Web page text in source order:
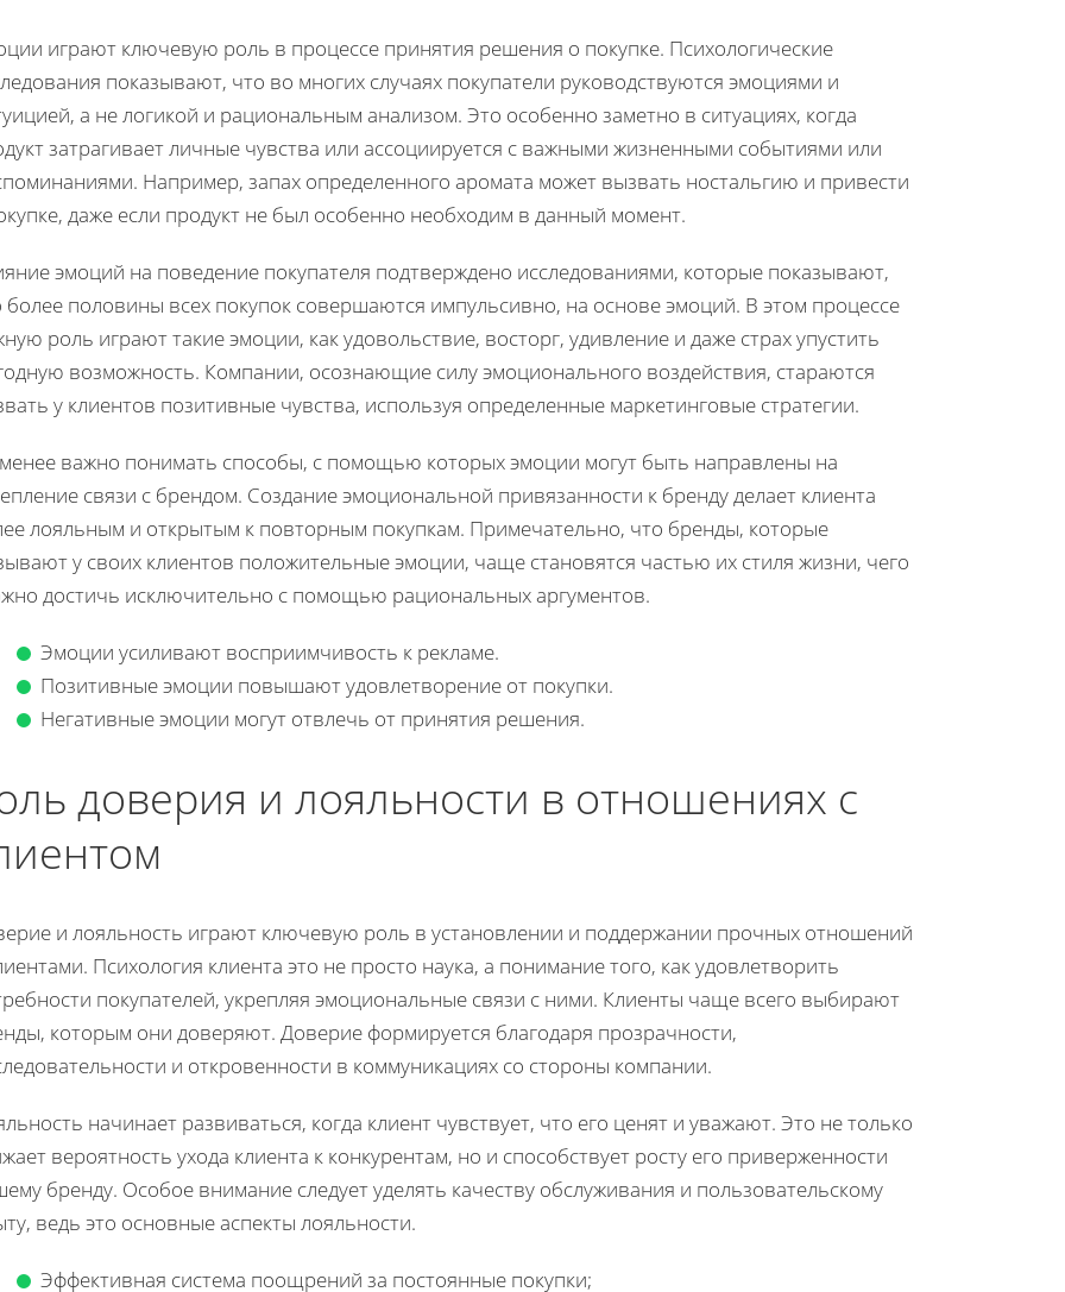
играют ключевую роль в процессе принятия решения о покупке. Психологические
показывают, что во многих случаях покупатели руководствуются эмоциями и
а не логикой и рациональным анализом. Это особенно заметно в ситуациях, когда
затрагивает личные чувства или ассоциируется с важными жизненными событиями или
Например, запах определенного аромата может вызвать ностальгию и привести
даже если продукт не был особенно необходим в данный момент.
эмоций на поведение покупателя подтверждено исследованиями, которые показывают,
более половины всех покупок совершаются импульсивно, на основе эмоций. В этом процессе
роль играют такие эмоции, как удовольствие, восторг, удивление и даже страх упустить
возможность. Компании, осознающие силу эмоционального воздействия, стараются
у клиентов позитивные чувства, используя определенные маркетинговые стратегии.
важно понимать способы, с помощью которых эмоции могут быть направлены на
связи с брендом. Создание эмоциональной привязанности к бренду делает клиента
лояльным и открытым к повторным покупкам. Примечательно, что бренды, которые
у своих клиентов положительные эмоции, чаще становятся частью их стиля жизни, чего
достичь исключительно с помощью рациональных аргументов.
Эмоции усиливают восприимчивость к рекламе.
Позитивные эмоции повышают удовлетворение от покупки.
Негативные эмоции могут отвлечь от принятия решения.
доверия и лояльности в отношениях с
и лояльность играют ключевую роль в установлении и поддержании прочных отношений
Психология клиента это не просто наука, а понимание того, как удовлетворить
покупателей, укрепляя эмоциональные связи с ними. Клиенты чаще всего выбирают
которым они доверяют. Доверие формируется благодаря прозрачности,
и откровенности в коммуникациях со стороны компании.
начинает развиваться, когда клиент чувствует, что его ценят и уважают. Это не только
вероятность ухода клиента к конкурентам, но и способствует росту его приверженности
бренду. Особое внимание следует уделять качеству обслуживания и пользовательскому
ведь это основные аспекты лояльности.
Эффективная система поощрений за постоянные покупки;